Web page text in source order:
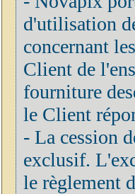
d'utilisation
concernant
Client de
fourniture
le Client
- La cession
exclusif.
le règlement